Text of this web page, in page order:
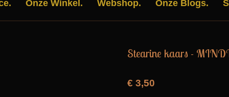
Onze Winkel. Webshop. Onze Blogs.
Stearine kaars -
€ 3,50